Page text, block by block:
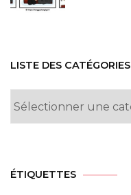
LISTE DES CATÉGORIES
ÉTIQUETTES